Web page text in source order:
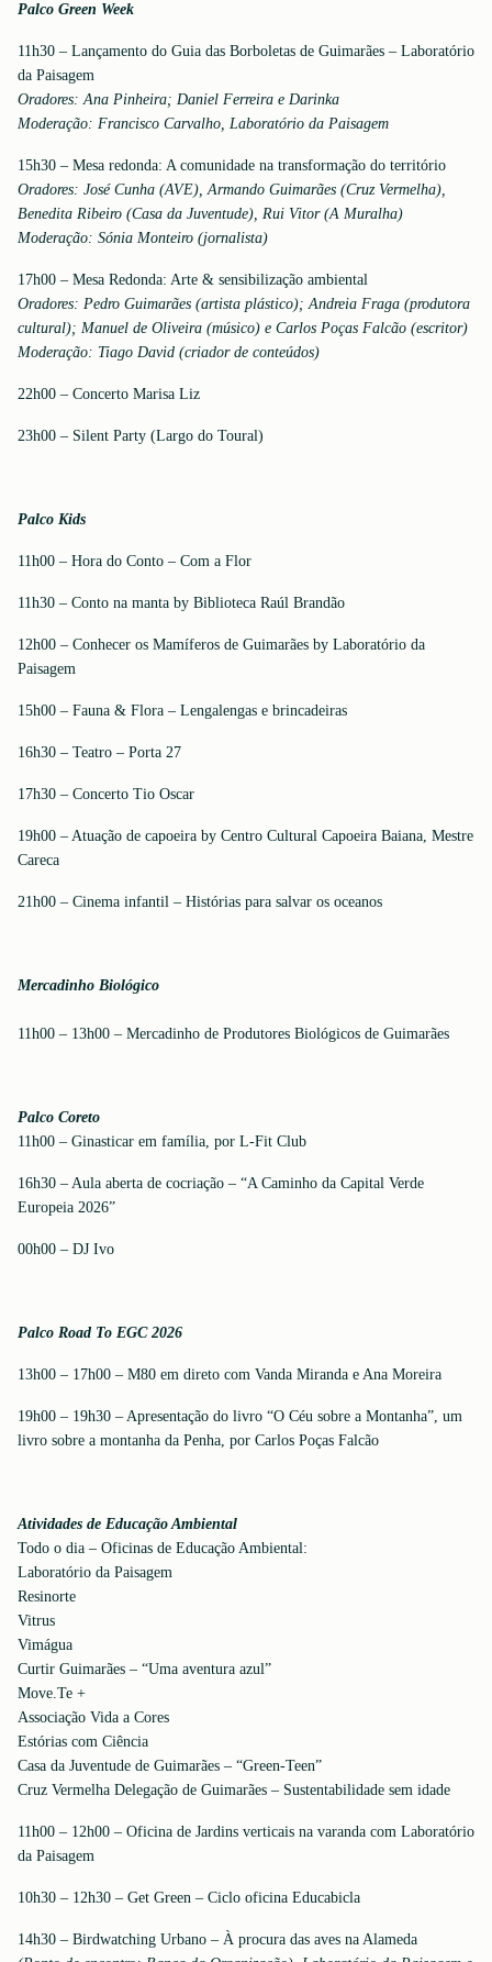
Palco Green Week
11h30 – Lançamento do Guia das Borboletas de Guimarães – Laboratório
da Paisagem
Oradores: Ana Pinheira; Daniel Ferreira e Darinka
Moderação: Francisco Carvalho, Laboratório da Paisagem
15h30 – Mesa redonda: A comunidade na transformação do território
Oradores: José Cunha (AVE), Armando Guimarães (Cruz Vermelha),
Benedita Ribeiro (Casa da Juventude), Rui Vitor (A Muralha)
Moderação: Sónia Monteiro (jornalista)
17h00 – Mesa Redonda: Arte & sensibilização ambiental
Oradores: Pedro Guimarães (artista plástico); Andreia Fraga (produtora
cultural); Manuel de Oliveira (músico) e Carlos Poças Falcão (escritor)
Moderação: Tiago David (criador de conteúdos)
22h00 – Concerto Marisa Liz
23h00 – Silent Party (Largo do Toural)
Palco Kids
11h00 – Hora do Conto – Com a Flor
11h30 – Conto na manta by Biblioteca Raúl Brandão
12h00 – Conhecer os Mamíferos de Guimarães by Laboratório da
Paisagem
15h00 – Fauna & Flora – Lengalengas e brincadeiras
16h30 – Teatro – Porta 27
17h30 – Concerto Tio Oscar
19h00 – Atuação de capoeira by Centro Cultural Capoeira Baiana, Mestre
Careca
21h00 – Cinema infantil – Histórias para salvar os oceanos
Mercadinho Biológico
11h00 – 13h00 – Mercadinho de Produtores Biológicos de Guimarães
Palco Coreto
11h00 – Ginasticar em família, por L-Fit Club
16h30 – Aula aberta de cocriação – “A Caminho da Capital Verde
Europeia 2026”
00h00 – DJ Ivo
Palco Road To EGC 2026
13h00 – 17h00 – M80 em direto com Vanda Miranda e Ana Moreira
19h00 – 19h30 – Apresentação do livro “O Céu sobre a Montanha”, um
livro sobre a montanha da Penha, por Carlos Poças Falcão
Atividades de Educação Ambiental
Todo o dia – Oficinas de Educação Ambiental:
Laboratório da Paisagem
Resinorte
Vitrus
Vimágua
Curtir Guimarães – “Uma aventura azul”
Move.Te +
Associação Vida a Cores
Estórias com Ciência
Casa da Juventude de Guimarães – “Green-Teen”
Cruz Vermelha Delegação de Guimarães – Sustentabilidade sem idade
11h00 – 12h00 – Oficina de Jardins verticais na varanda com Laboratório
da Paisagem
10h30 – 12h30 – Get Green – Ciclo oficina Educabicla
14h30 – Birdwatching Urbano – À procura das aves na Alameda